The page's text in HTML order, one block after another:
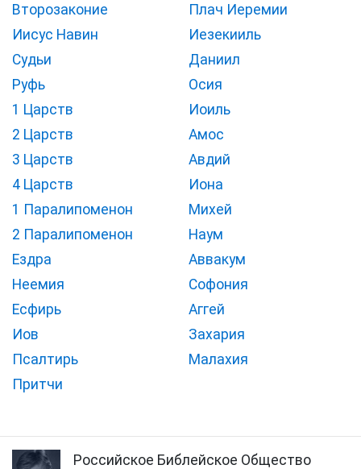
Второзаконие
Иисус Навин
Судьи
Руфь
1 Царств
2 Царств
3 Царств
4 Царств
1 Паралипоменон
2 Паралипоменон
Ездра
Неемия
Есфирь
Иов
Псалтирь
Притчи
Плач Иеремии
Иезекииль
Даниил
Осия
Иоиль
Амос
Авдий
Иона
Михей
Наум
Аввакум
Софония
Аггей
Захария
Малахия
Российское Библейское Общество